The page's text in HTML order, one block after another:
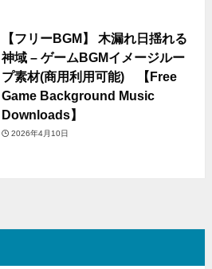
【フリーBGM】 木漏れ日揺れる
神域 – ゲームBGMイメージルー
プ素材(商用利用可能) 【Free
Game Background Music
Downloads】
2026年4月10日